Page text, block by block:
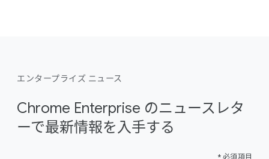
エンタープライズ ニュース
Chrome Enterprise のニュースレタ
ーで最新情報を入手する
* 必須項目